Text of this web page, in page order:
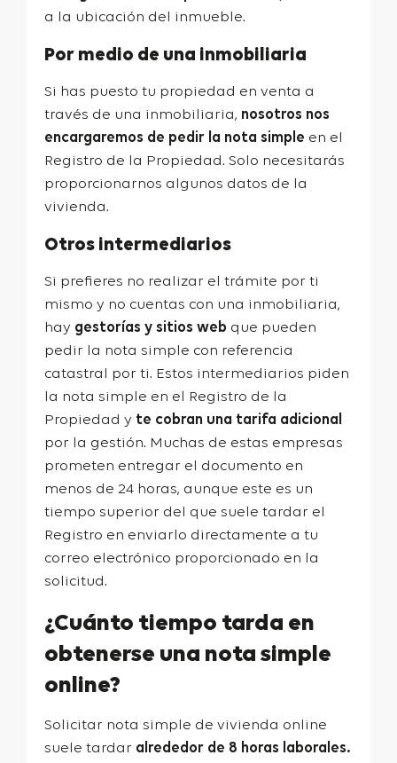
a la ubicación del inmueble.
Por medio de una inmobiliaria
Si has puesto tu propiedad en venta a
través de una inmobiliaria, nosotros nos
encargaremos de pedir la nota simple en el
Registro de la Propiedad. Solo necesitarás
proporcionarnos algunos datos de la
vivienda.
Otros intermediarios
Si prefieres no realizar el trámite por ti
mismo y no cuentas con una inmobiliaria,
hay gestorías y sitios web que pueden
pedir la nota simple con referencia
catastral por ti. Estos intermediarios piden
la nota simple en el Registro de la
Propiedad y te cobran una tarifa adicional
por la gestión. Muchas de estas empresas
prometen entregar el documento en
menos de 24 horas, aunque este es un
tiempo superior del que suele tardar el
Registro en enviarlo directamente a tu
correo electrónico proporcionado en la
solicitud.
¿Cuánto tiempo tarda en
obtenerse una nota simple
online?
Solicitar nota simple de vivienda online
suele tardar alrededor de 8 horas laborales.